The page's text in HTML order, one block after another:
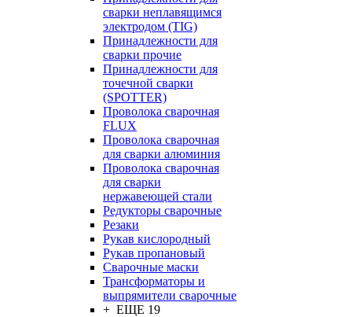
сварки неплавящимся
электродом (TIG)
Принадлежности для
сварки прочие
Принадлежности для
точечной сварки
(SPOTTER)
Проволока сварочная
FLUX
Проволока сварочная
для сварки алюминия
Проволока сварочная
для сварки
нержавеющей стали
Редукторы сварочные
Резаки
Рукав кислородный
Рукав пропановый
Сварочные маски
Трансформаторы и
выпрямители сварочные
+ ЕЩЕ 19